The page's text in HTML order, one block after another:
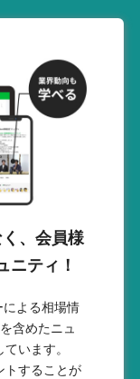
、会員様
ニティ！
よる相場情
含めたニュ
います。
トすることが